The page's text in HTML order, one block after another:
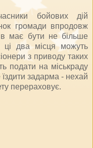
бойових дій
громади впродовж
має бути не більше
два місця можуть
з приводу таких
подати на міськраду
задарма - нехай
перераховує.